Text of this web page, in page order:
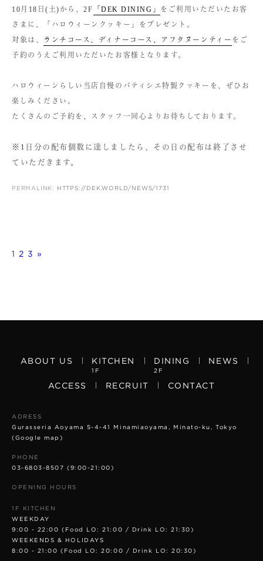
10月18日(土)から、2F 「DEK DINING」
をご利用いただいたお客
さまに、「ハロウィーンクッキー」をプレゼント。
対象は、
ランチコース、ディナーコース、アフタヌーンティー をご
予約のうえご利用いただいたお客様となります。
ハロウィーンらしい当店自慢のパティシエ特製クッキーを、ぜひお
楽しみください。
たくさんのご予約を、スタッフ一同心よりお待ちしております。
※1日分の配布個数に達しましたら、その日の配布は終了させ
ていただきます。
PERMALINK: HTTPS://DEK.WORLD/NEWS/1731
1 2 3 »
ABOUT US KITCHEN
1F
DINING
2F
NEWS
ACCESS RECRUIT CONTACT
ADRESS
Gurasseria Aoyama 5-4-41 Minamiaoyama, Minato-ku, Tokyo
(Google map)
PHONE
03-6803-8507 (9:00-21:00)
OPENING HOURS
1F KITCHEN
WEEKDAY
9:00 - 22:00 (Food LO: 21:00 / Drink LO: 21:30)
WEEKENDS & HOLIDAYS
8:00 - 21:00 (Food LO: 20:00 / Drink LO: 20:30)